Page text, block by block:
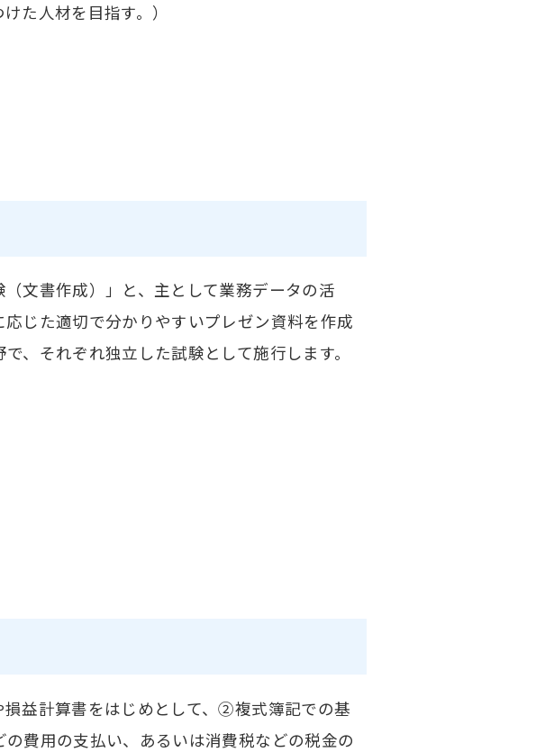
た人材を目指す。）
文書作成）」と、主として業務データの活
じた適切で分かりやすいプレゼン資料を作成
、それぞれ独立した試験として施行します。
益計算書をはじめとして、②複式簿記での基
費用の支払い、あるいは消費税などの税金の